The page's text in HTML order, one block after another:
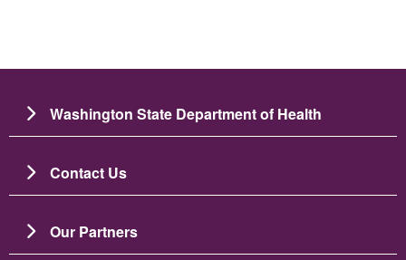
Washington State Department of Health
Contact Us
Our Partners